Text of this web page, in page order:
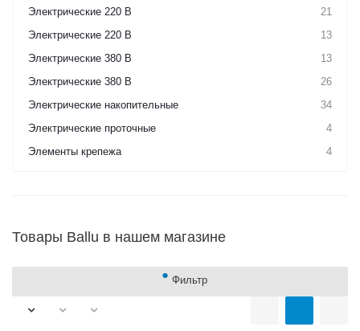
Электрические 220 В
21
Электрические 220 В
13
Электрические 380 В
13
Электрические 380 В
26
Электрические накопительные
34
Электрические проточные
4
Элементы крепежа
4
Товары Ballu в нашем магазине
Фильтр